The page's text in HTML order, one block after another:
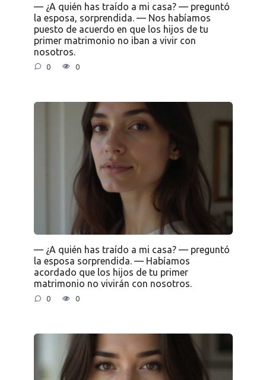
— ¿A quién has traído a mi casa? — preguntó
la esposa, sorprendida. — Nos habíamos
puesto de acuerdo en que los hijos de tu
primer matrimonio no iban a vivir con
nosotros.
0 0
— ¿A quién has traído a mi casa? — preguntó
la esposa sorprendida. — Habíamos
acordado que los hijos de tu primer
matrimonio no vivirán con nosotros.
0 0